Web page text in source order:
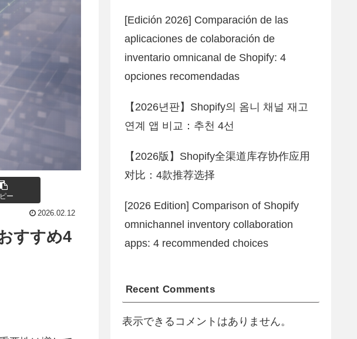
ー
2026.02.12
すすめ4
[Edición 2026] Comparación de las
aplicaciones de colaboración de
inventario omnicanal de Shopify: 4
opciones recomendadas
【2026년판】Shopify의 옴니 채널 재고
연계 앱 비교：추천 4선
【2026版】Shopify全渠道库存协作应用
对比：4款推荐选择
[2026 Edition] Comparison of Shopify
omnichannel inventory collaboration
apps: 4 recommended choices
Recent Comments
表示できるコメントはありません。